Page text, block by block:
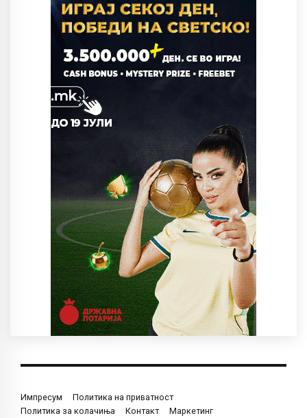
Импресум
Политика на приватност
Политика за колачиња
Контакт Маркетинг